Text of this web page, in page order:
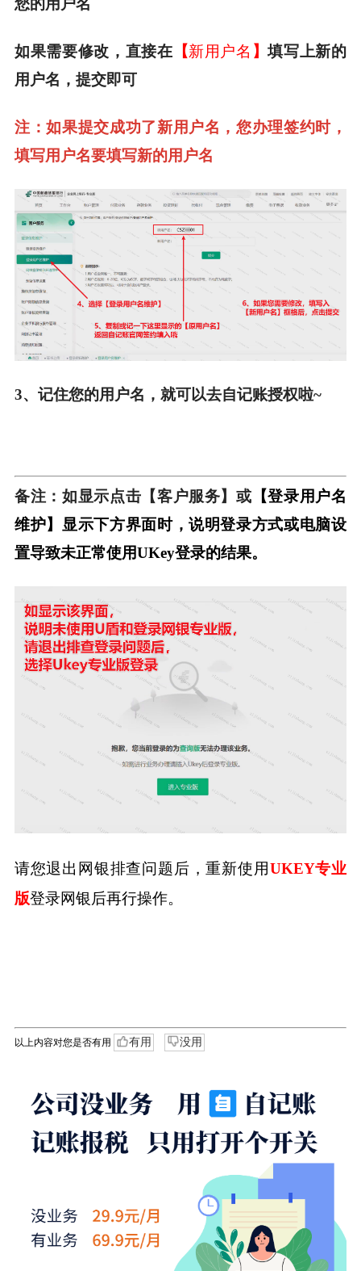
您的用户名
如果需要修改，直接在 【新用户名 】填写上新的
用户名，提交即可
注：如果提交成功了新用户名，您办理签约时，
填写用户名要填写新的用户名
3、记住您的用户名，就可以去自记账授权啦~
备注：如显示点击【客户服务】或 【登录用户名
维护】显示下方界面时，说明登录方式或电脑设
置导致未正常使用UKey登录的结果。
请您退出网银排查问题后，重新使用UKEY专业
版登录网银后再行操作。
以上内容对您是否有用 有用 没用